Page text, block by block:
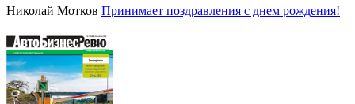
Николай Мотков Принимает поздравления с днем рождения!